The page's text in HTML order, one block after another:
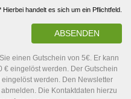
Hierbei handelt es sich um ein Pflichtfeld.
ABSENDEN
einen Gutschein von 5€. Er kann
eingelöst werden. Der Gutschein
werden. Den Newsletter
Die Kontaktdaten hierzu